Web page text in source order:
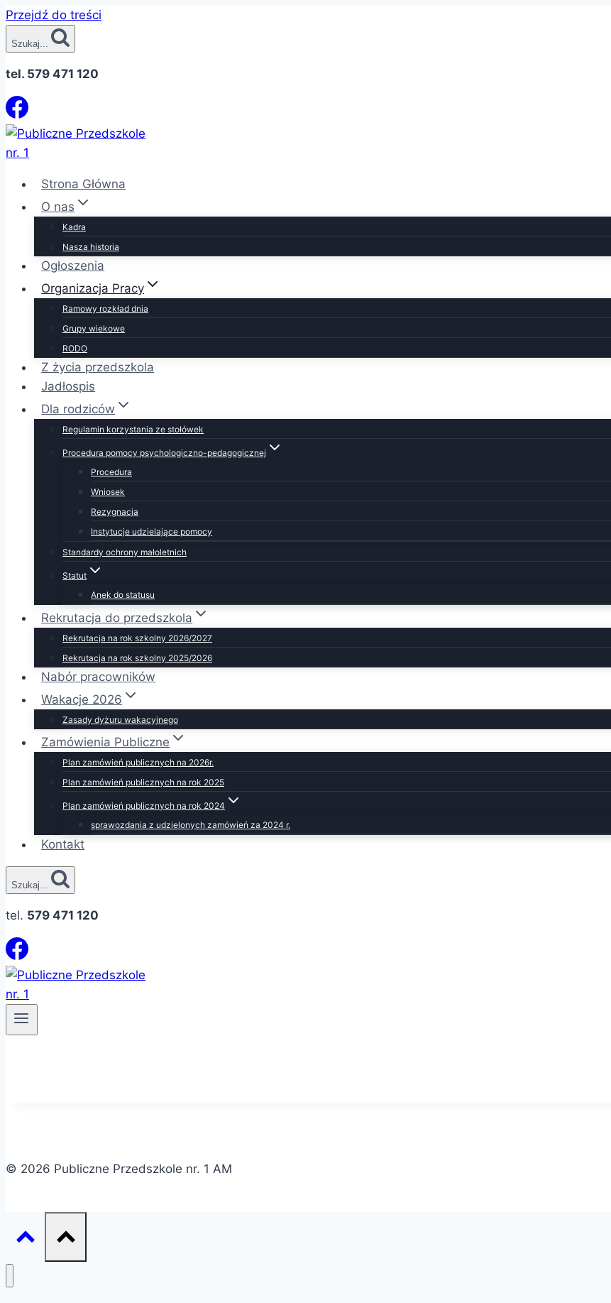
Przejdź do treści
Szukaj...
tel. 579 471 120
Strona Główna
O nas
Kadra
Nasza historia
Ogłoszenia
Organizacja Pracy
Ramowy rozkład dnia
Grupy wiekowe
RODO
Z życia przedszkola
Jadłospis
Dla rodziców
Regulamin korzystania ze stołówek
Procedura pomocy psychologiczno-pedagogicznej
Procedura
Wniosek
Rezygnacja
Instytucje udzielające pomocy
Standardy ochrony małoletnich
Statut
Anek do statusu
Rekrutacja do przedszkola
Rekrutacja na rok szkolny 2026/2027
Rekrutacja na rok szkolny 2025/2026
Nabór pracowników
Wakacje 2026
Zasady dyżuru wakacyjnego
Zamówienia Publiczne
Plan zamówień publicznych na 2026r.
Plan zamówień publicznych na rok 2025
Plan zamówień publicznych na rok 2024
sprawozdania z udzielonych zamówień za 2024 r.
Kontakt
Szukaj...
tel. 579 471 120
© 2026 Publiczne Przedszkole nr. 1 AM